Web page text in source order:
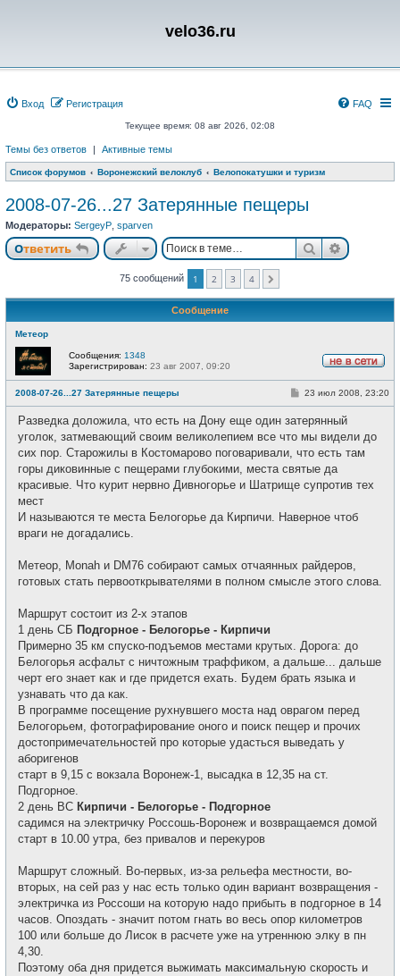
velo36.ru
Вход Регистрация FAQ
Текущее время: 08 авг 2026, 02:08
Темы без ответов | Активные темы
Список форумов Воронежский велоклуб Велопокатушки и туризм
2008-07-26...27 Затерянные пещеры
Модераторы: SergeyP sparven
Ответить Поиск
75 сообщений 1 2 3 4
Сообщение
Метеор
е
в
с
Сообщения: 1348
Зарегистрирован: 23 авг 2007, 09:20
2008-07-26...27 Затерянные пещеры
С
б
щ
н
и
23 июл 2008, 23:20
Разведка доложила, что есть на Дону еще один затерянный
уголок, затмевающий своим великолепием все что мы видели до
сих пор. Старожилы в Костомарово поговаривали, что есть там
горы диковинные с пещерами глубокими, места святые да
красивые. Что курит нервно Дивногорье и Шатрище супротив тех
мест
И называются те места Белогорье да Кирпичи. Наверное чтоб
враги не догадались.
Метеор, Monah и DM76 собирают самых отчаянных райдеров,
готовых стать первооткрывателями в полном смысле этого слова.
Маршрут состоит из 2-х этапов
1 день СБ Подгорное - Белогорье - Кирпичи
Примерно 35 км спуско-подъемов местами крутых. Дорога: до
Белогорья асфальт с ничтожным траффиком, а дальше... дальше
черт его знает как и где придется ехать. Будем брать языка и
узнавать что да как.
В программе посещение рухнувшего моста над оврагом перед
Белогорьем, фотографирование оного и поиск пещер и прочих
достопримечательностей про которые удасться выведать у
аборигенов
старт в 9,15 с вокзала Воронеж-1, высадка в 12,35 на ст.
Подгорное.
2 день ВС Кирпичи - Белогорье - Подгорное
садимся на электричку Россошь-Воронеж и возвращаемся домой
старт в 10.00 утра, без привалов и перекуров
Маршрут сложный. Во-первых, из-за рельефа местности, во-
вторых, на сей раз у нас есть только один вариант возвращения -
электричка из Россоши на которую надо прибыть в подгорное в 14
часов. Опоздать - значит потом гнать во весь опор километров
100 или больше до Лисок в расчете уже на утреннюю элку в пн
4,30.
Поэтому оба дня придется выжимать максимальную скорость и